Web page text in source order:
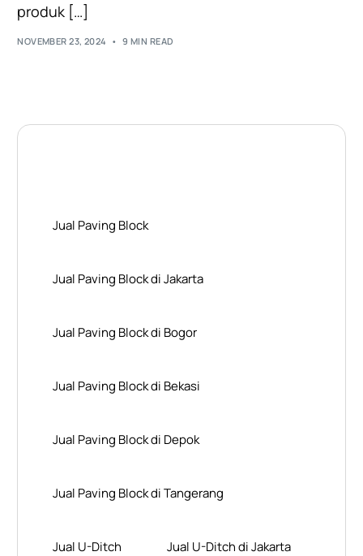
produk […]
NOVEMBER 23, 2024 9 MIN READ
Jual Paving Block
Jual Paving Block di Jakarta
Jual Paving Block di Bogor
Jual Paving Block di Bekasi
Jual Paving Block di Depok
Jual Paving Block di Tangerang
Jual U-Ditch Jual U-Ditch di Jakarta